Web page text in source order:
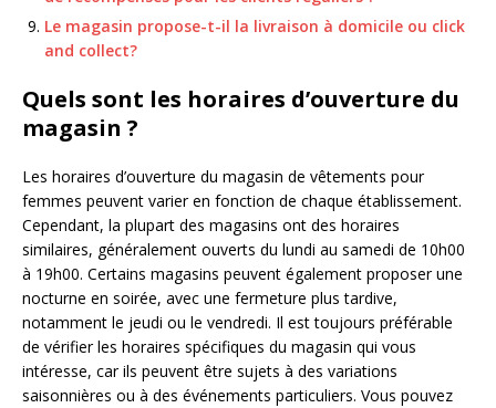
Le magasin propose-t-il la livraison à domicile ou click
and collect?
Quels sont les horaires d’ouverture du
magasin ?
Les horaires d’ouverture du magasin de vêtements pour
femmes peuvent varier en fonction de chaque établissement.
Cependant, la plupart des magasins ont des horaires
similaires, généralement ouverts du lundi au samedi de 10h00
à 19h00. Certains magasins peuvent également proposer une
nocturne en soirée, avec une fermeture plus tardive,
notamment le jeudi ou le vendredi. Il est toujours préférable
de vérifier les horaires spécifiques du magasin qui vous
intéresse, car ils peuvent être sujets à des variations
saisonnières ou à des événements particuliers. Vous pouvez